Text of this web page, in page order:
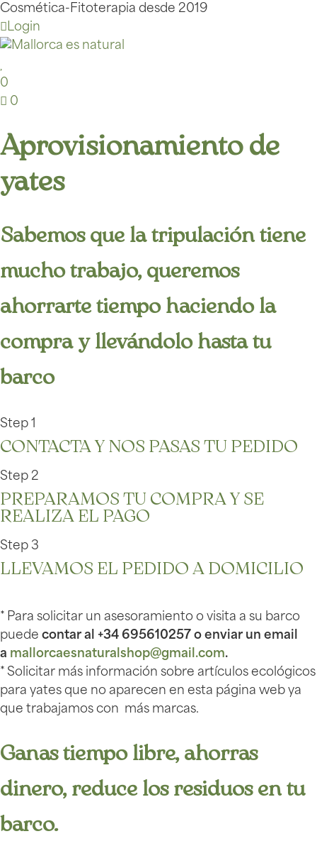
Cosmética-Fitoterapia desde 2019
Login
0
0
Aprovisionamiento de
yates
Sabemos que la tripulación tiene
mucho trabajo, queremos
ahorrarte tiempo haciendo la
compra y llevándolo hasta tu
barco
Step 1
CONTACTA Y NOS PASAS TU PEDIDO
Step 2
PREPARAMOS TU COMPRA Y SE
REALIZA EL PAGO
Step 3
LLEVAMOS EL PEDIDO A DOMICILIO
* Para solicitar un asesoramiento o visita a su barco
puede contar al +34 695610257 o enviar un email
a mallorcaesnaturalshop@gmail.com.
* Solicitar más información sobre artículos ecológicos
para yates que no aparecen en esta página web ya
que trabajamos con más marcas.
Ganas tiempo libre, ahorras
dinero, reduce los residuos en tu
barco.